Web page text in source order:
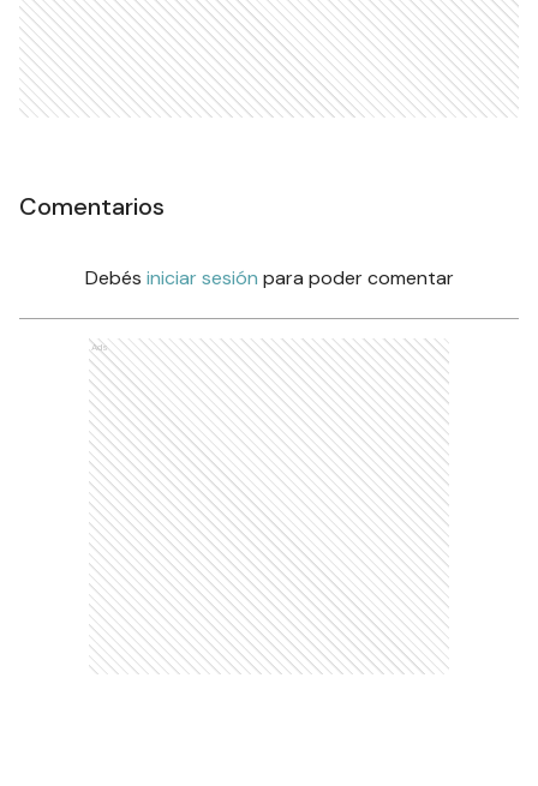
Comentarios
Debés iniciar sesión para poder comentar
Ads